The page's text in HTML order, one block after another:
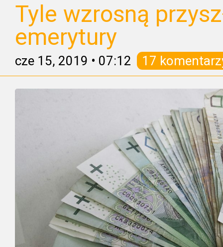
Tyle wzrosną
emerytury
cze 15, 2019 • 07:12 17